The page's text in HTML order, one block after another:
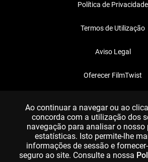
Política de Privacidade
Termos de Utilização
Aviso Legal
Oferecer FilmTwist
Ao continuar a navegar ou ao
concorda com a utilização dos
navegação para analisar o nosso
estatísticas. Isto permite-lhe
informações de sessão e
seguro ao site. Consulte a nossa